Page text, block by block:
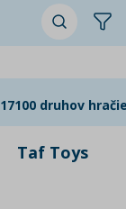
17100 druhov
Taf Toys